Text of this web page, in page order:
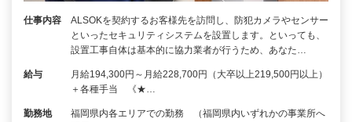
仕事内容
ALSOKを契約するお客様先を訪問し、防犯カメラやセンサー
といったセキュリティシステムを設置します。といっても、
設置工事自体は基本的に協力業者が行うため、あなた…
給与
月給194,300円～月給228,700円（大卒以上219,500円以上）
＋各種手当 《★…
勤務地
福岡県内各エリアでの勤務 （福岡県内いずれかの事業所へ